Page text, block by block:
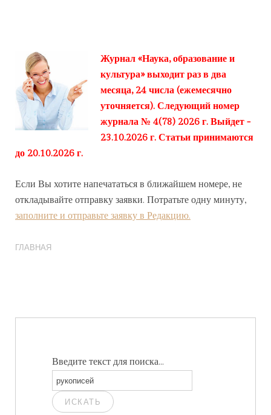
Журнал «Наука, образование и
культура» выходит раз в два
месяца, 24 числа (ежемесячно
уточняется). Следующий номер
журнала № 4(78) 2026 г. Выйдет -
23.10.2026 г. Статьи принимаются
до 20.10.2026 г.
Если Вы хотите напечататься в ближайшем номере, не
откладывайте отправку заявки. Потратьте одну минуту,
заполните и отправьте заявку в Редакцию.
ГЛАВНАЯ
Введите текст для поиска...
ИСКАТЬ